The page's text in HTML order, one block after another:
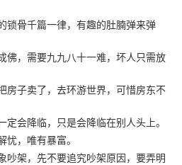
锁骨千篇一律，有趣的肚腩弹来弹
佛，需要九九八十一难，坏人只需放
房子卖了，去环游世界，可惜房东不
定会降临，只是会降临在别人头上。
忧，唯有暴富。
吵架，先不要追究吵架原因，要弄明